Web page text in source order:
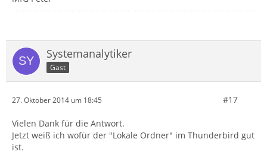
Systemanalytiker
Gast
27. Oktober 2014 um 18:45 #17
Vielen Dank für die Antwort.
Jetzt weiß ich wofür der "Lokale Ordner" im Thunderbird gut
ist.